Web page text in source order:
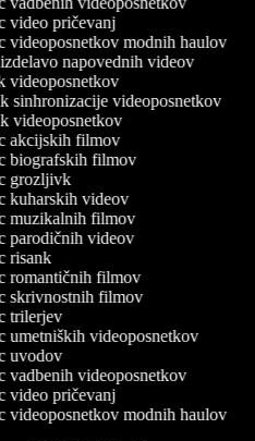
video pričevanj
videoposnetkov modnih haulov
izdelavo napovednih videov
videoposnetkov
sinhronizacije videoposnetkov
videoposnetkov
akcijskih filmov
biografskih filmov
grozljivk
kuharskih videov
muzikalnih filmov
parodičnih videov
risank
romantičnih filmov
skrivnostnih filmov
trilerjev
umetniških videoposnetkov
uvodov
vadbenih videoposnetkov
video pričevanj
videoposnetkov modnih haulov